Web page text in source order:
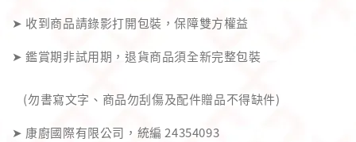
➤ 收到商品請錄影打開包裝，保障雙方權益
(勿書寫文字、商品勿刮傷及配件贈品不得缺件)
➤ 康廚國際有限公司，統編 24354093